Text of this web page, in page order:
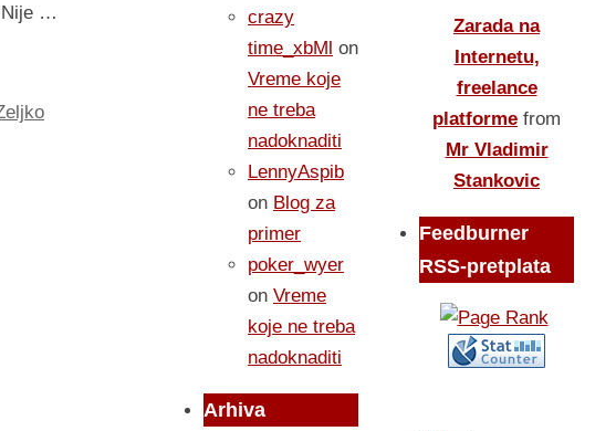
…
crazy
time_xbMl on
Vreme koje
ne treba
nadoknaditi
LennyAspib
on Blog za
primer
poker_wyer
on Vreme
koje ne treba
nadoknaditi
Arhiva
Zarada na
Internetu,
freelance
platforme from
Mr Vladimir
Stankovic
Feedburner
RSS-pretplata